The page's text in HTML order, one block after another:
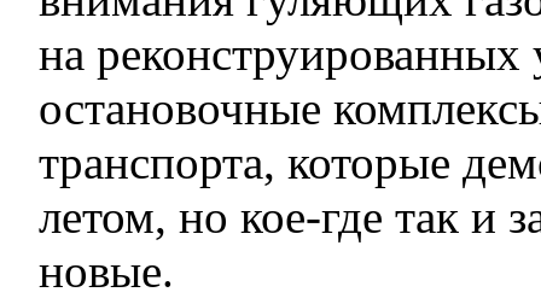
на реконструированных
остановочные
транспорта, которые
летом, но кое-где так и
новые.